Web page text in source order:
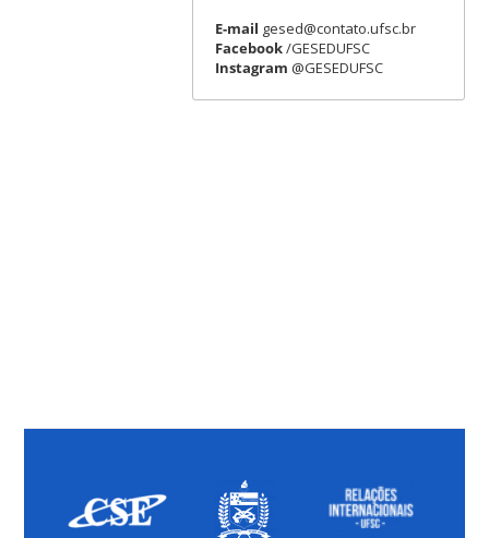
E-mail gesed@contato.ufsc.br
Facebook/GESEDUFSC
Instagram @GESEDUFSC